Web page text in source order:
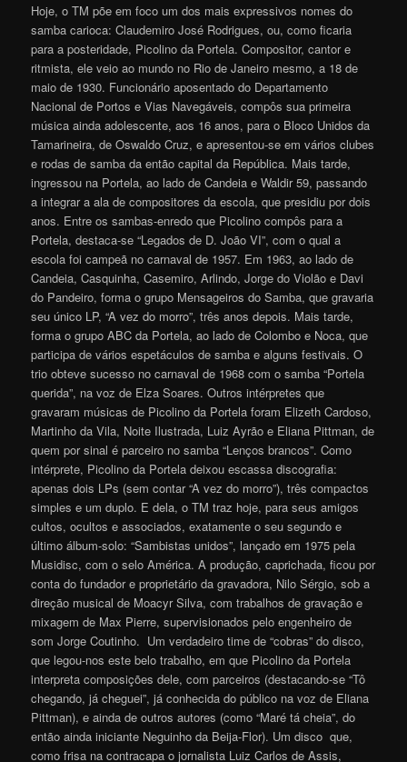
Hoje, o TM põe em foco um dos mais expressivos nomes do
samba carioca: Claudemiro José Rodrigues, ou, como ficaria
para a posteridade, Picolino da Portela. Compositor, cantor e
ritmista, ele veio ao mundo no Rio de Janeiro mesmo, a 18 de
maio de 1930. Funcionário aposentado do Departamento
Nacional de Portos e Vias Navegáveis, compôs sua primeira
música ainda adolescente, aos 16 anos, para o Bloco Unidos da
Tamarineira, de Oswaldo Cruz, e apresentou-se em vários clubes
e rodas de samba da então capital da República. Mais tarde,
ingressou na Portela, ao lado de Candeia e Waldir 59, passando
a integrar a ala de compositores da escola, que presidiu por dois
anos. Entre os sambas-enredo que Picolino compôs para a
Portela, destaca-se “Legados de D. João VI”, com o qual a
escola foi campeã no carnaval de 1957. Em 1963, ao lado de
Candeia, Casquinha, Casemiro, Arlindo, Jorge do Violão e Davi
do Pandeiro, forma o grupo Mensageiros do Samba, que gravaria
seu único LP, “A vez do morro”, três anos depois. Mais tarde,
forma o grupo ABC da Portela, ao lado de Colombo e Noca, que
participa de vários espetáculos de samba e alguns festivais. O
trio obteve sucesso no carnaval de 1968 com o samba “Portela
querida”, na voz de Elza Soares. Outros intérpretes que
gravaram músicas de Picolino da Portela foram Elizeth Cardoso,
Martinho da Vila, Noite Ilustrada, Luiz Ayrão e Eliana Pittman, de
quem por sinal é parceiro no samba “Lenços brancos”. Como
intérprete, Picolino da Portela deixou escassa discografia:
apenas dois LPs (sem contar “A vez do morro”), três compactos
simples e um duplo. E dela, o TM traz hoje, para seus amigos
cultos, ocultos e associados, exatamente o seu segundo e
último álbum-solo: “Sambistas unidos”, lançado em 1975 pela
Musidisc, com o selo América. A produção, caprichada, ficou por
conta do fundador e proprietário da gravadora, Nilo Sérgio, sob a
direção musical de Moacyr Silva, com trabalhos de gravação e
mixagem de Max Pierre,supervisionados pelo engenheiro de
som Jorge Coutinho. Um verdadeiro time de “cobras” do disco,
que legou-nos este belo trabalho, em que Picolino da Portela
interpreta composições dele, com parceiros (destacando-se “Tô
chegando, já cheguei”, já conhecida do público na voz de Eliana
Pittman), e ainda de outros autores (como “Maré tá cheia”, do
então ainda iniciante Neguinho da Beija-Flor). Um disco que,
como frisa na contracapa o jornalista Luiz Carlos de Assis,